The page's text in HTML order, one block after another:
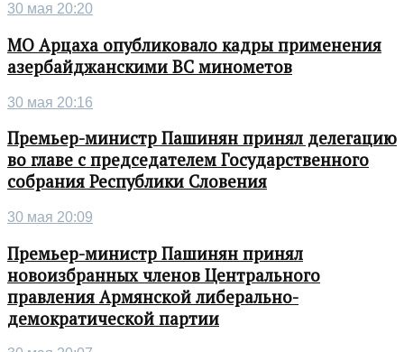
30 мая 20:20
МО Арцаха опубликовало кадры применения
азербайджанскими ВС минометов
30 мая 20:16
Премьер-министр Пашинян принял делегацию
во главе с председателем Государственного
собрания Республики Словения
30 мая 20:09
Премьер-министр Пашинян принял
новоизбранных членов Центрального
правления Армянской либерально-
демократической партии